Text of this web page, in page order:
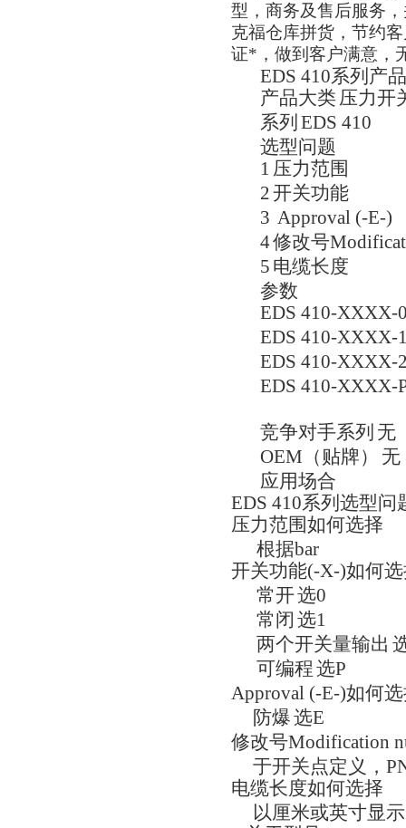
型，商务及售后服务
克福仓库拼货，节约
证*，做到客户满意，
EDS 410系列产
产品大类压力开
系列 EDS 410
选型问题
1 压力范围
2开关功能
3 Approval (-E-)
4修改号
5 电缆长度
参数
EDS 410-XXXX-
EDS 410-XXXX-
EDS 410-XXXX-
EDS 410-XXXX-
竞争对手系列 无
OEM（贴牌）
无
应用场合
EDS 410系列选型问
压力范围如何选择
根据bar
开关功能(-X-)如何
常开选0
常闭 选1
两个开关量输出
可编程选P
Approval (-E-)如何
防爆选E
修改号Modification
于开关点定义，
电缆长度如何选择
以厘米或英寸显示